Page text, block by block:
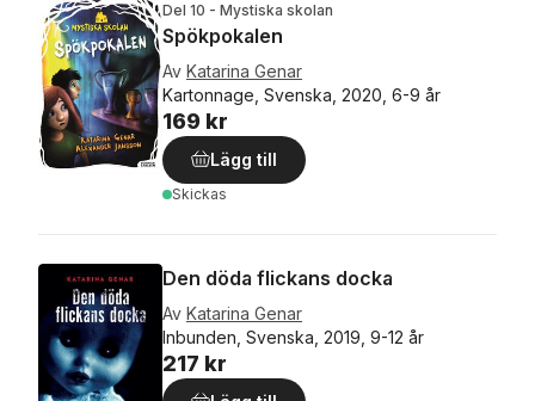
Del 10 - Mystiska skolan
Spökpokalen
Av Katarina Genar
Kartonnage, Svenska, 2020, 6-9 år
169 kr
Lägg till
Skickas
Den döda flickans docka
Av Katarina Genar
Inbunden, Svenska, 2019, 9-12 år
217 kr